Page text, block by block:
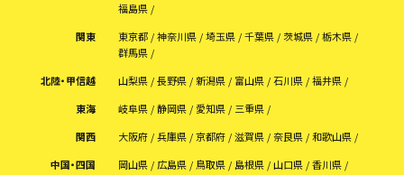
福島県
関東
東京都 神奈川県 埼玉県 千葉県 茨城県
栃木県
群馬県
北陸・甲信越
山梨県 長野県 新潟県 富山県 石川県
福井県
東海
岐阜県 静岡県 愛知県
三重県
関西
大阪府 兵庫県 京都府 滋賀県 奈良県
和歌山県
中国・四国
岡山県 広島県 鳥取県 島根県 山口県
香川県